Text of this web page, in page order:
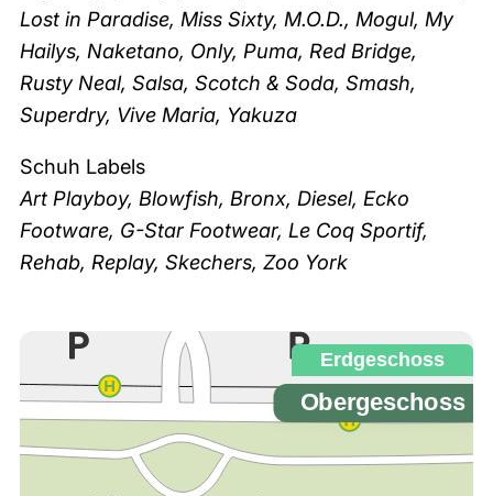
Lost in Paradise, Miss Sixty, M.O.D., Mogul, My
Hailys, Naketano, Only, Puma, Red Bridge,
Rusty Neal, Salsa, Scotch & Soda, Smash,
Superdry, Vive Maria, Yakuza
Schuh Labels
Art Playboy, Blowfish, Bronx, Diesel, Ecko
Footware, G-Star Footwear, Le Coq Sportif,
Rehab, Replay, Skechers, Zoo York